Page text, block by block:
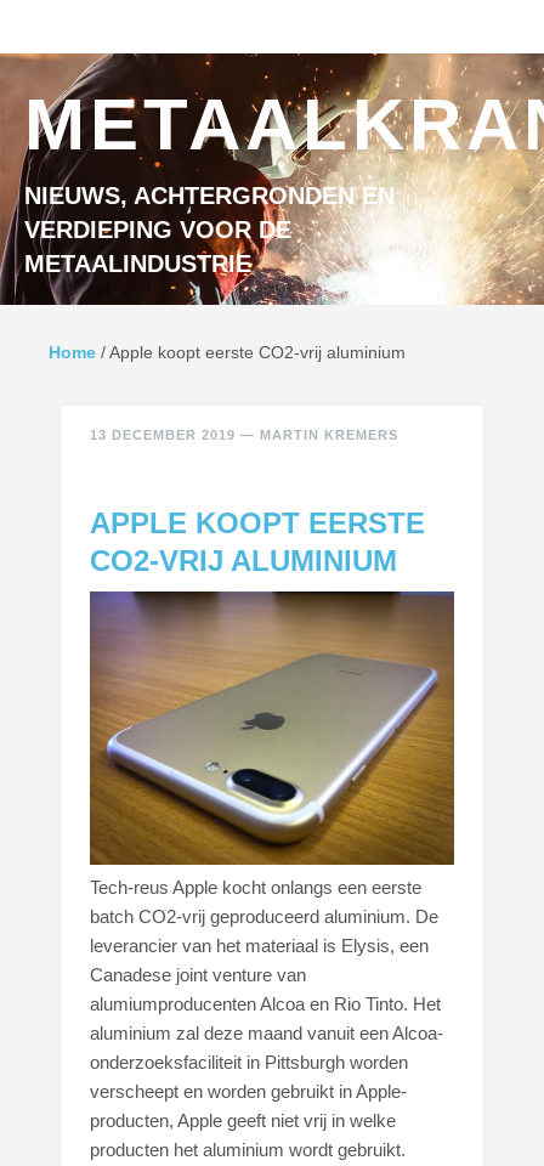
NIEUWS, ACHTERGRONDEN EN
VERDIEPING VOOR DE
METAALINDUSTRIE
Home /Apple koopt eerste CO2-vrij aluminium
13 DECEMBER 2019 — MARTIN KREMERS
APPLE KOOPT EERSTE
CO2-VRIJ ALUMINIUM
Tech-reus Apple kocht onlangs een eerste
batch CO2-vrij geproduceerd aluminium. De
leverancier van het materiaal is Elysis, een
Canadese joint venture van
alumiumproducenten Alcoa en Rio Tinto. Het
aluminium zal deze maand vanuit een Alcoa-
onderzoeksfaciliteit in Pittsburgh worden
verscheept en worden gebruikt in Apple-
producten, Apple geeft niet vrij in welke
producten het aluminium wordt gebruikt.